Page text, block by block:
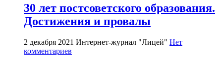
30 лет постсоветского образования.
Достижения и провалы
2 декабря 2021 Интернет-журнал "Лицей" Нет
комментариев